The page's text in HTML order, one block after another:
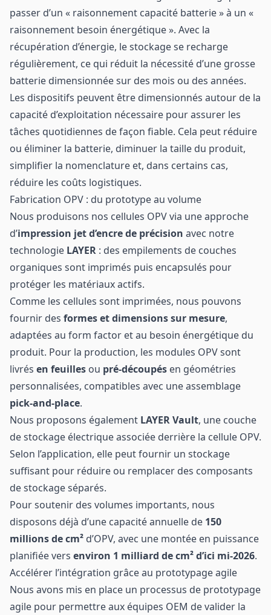
passer d’un « raisonnement capacité batterie » à un «
raisonnement besoin énergétique ». Avec la
récupération d’énergie, le stockage se recharge
régulièrement, ce qui réduit la nécessité d’une grosse
batterie dimensionnée sur des mois ou des années.
Les dispositifs peuvent être dimensionnés autour de la
capacité d’exploitation nécessaire pour assurer les
tâches quotidiennes de façon fiable. Cela peut réduire
ou éliminer la batterie, diminuer la taille du produit,
simplifier la nomenclature et, dans certains cas,
réduire les coûts logistiques.
Fabrication OPV : du prototype au volume
Nous produisons nos cellules OPV via une approche
d’impression jet d’encre de précision avec notre
technologie LAYER : des empilements de couches
organiques sont imprimés puis encapsulés pour
protéger les matériaux actifs.
Comme les cellules sont imprimées, nous pouvons
fournir des formes et dimensions sur mesure,
adaptées au form factor et au besoin énergétique du
produit. Pour la production, les modules OPV sont
livrés en feuilles ou pré-découpés en géométries
personnalisées, compatibles avec une assemblage
pick-and-place.
Nous proposons également LAYER Vault, une couche
de stockage électrique associée derrière la cellule OPV.
Selon l’application, elle peut fournir un stockage
suffisant pour réduire ou remplacer des composants
de stockage séparés.
Pour soutenir des volumes importants, nous
disposons déjà d’une capacité annuelle de 150
millions de cm² d’OPV, avec une montée en puissance
planifiée vers environ 1 milliard de cm² d’ici mi-2026.
Accélérer l’intégration grâce au prototypage agile
Nous avons mis en place un processus de prototypage
agile pour permettre aux équipes OEM de valider la